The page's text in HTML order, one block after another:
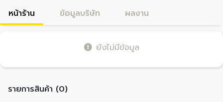
หน้าร้าน ข้อมูลบริษัท ผลงาน
ยังไม่มีข้อมูล
รายการสินค้า (0)